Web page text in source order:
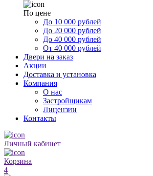
По цене
До 10 000 рублей
До 20 000 рублей
До 40 000 рублей
От 40 000 рублей
Двери на заказ
Акции
Доставка и установка
Компания
О нас
Застройщикам
Лицензии
Контакты
Личный кабинет
Корзина
4